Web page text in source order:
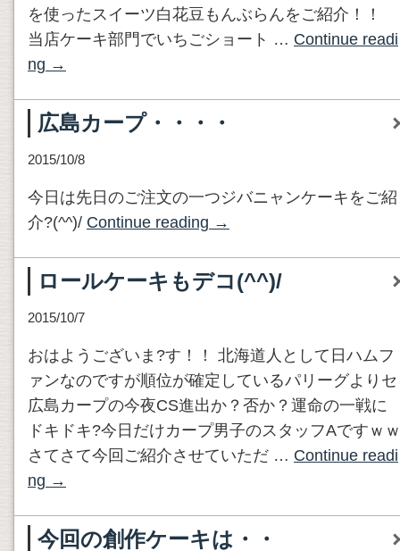
を使ったスイーツ白花豆もんぶらんをご紹介！！
当店ケーキ部門でいちごショート … Continue readi
ng →
広島カープ・・・・
2015/10/8
今日は先日のご注文の一つジバニャンケーキをご紹
介?(^^)/ Continue reading →
ロールケーキもデコ(^^)/
2015/10/7
おはようございま?す！！ 北海道人として日ハムフ
ァンなのですが順位が確定しているパリーグよりセ
広島カープの今夜CS進出か？否か？運命の一戦に
ドキドキ?今日だけカープ男子のスタッフAですｗｗ
さてさて今回ご紹介させていただ … Continue readi
ng →
今回の創作ケーキは・・